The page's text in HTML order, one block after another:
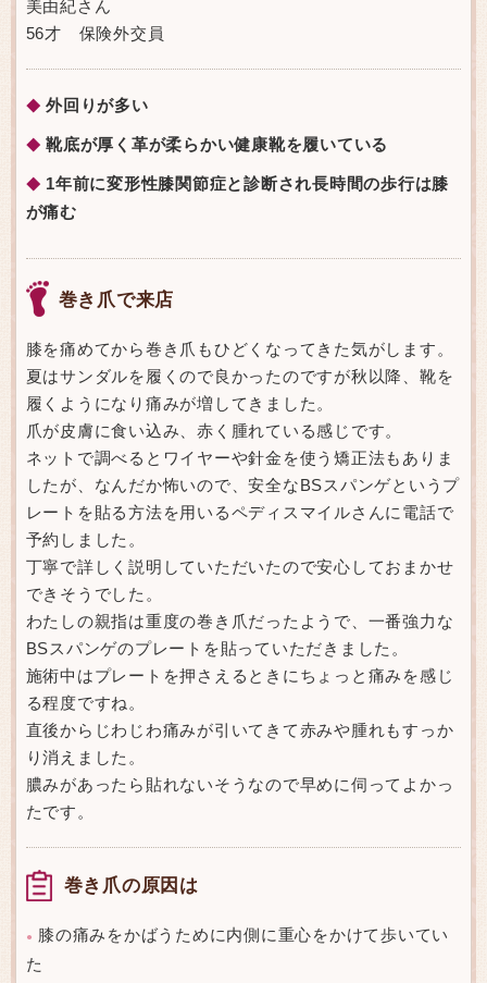
美由紀さん
56才 保険外交員
◆ 外回りが多い
◆ 靴底が厚く革が柔らかい健康靴を履いている
◆ 1年前に変形性膝関節症と診断され長時間の歩行は膝
が痛む
巻き爪で来店
膝を痛めてから巻き爪もひどくなってきた気がします。
夏はサンダルを履くので良かったのですが秋以降、靴を
履くようになり痛みが増してきました。
爪が皮膚に食い込み、赤く腫れている感じです。
ネットで調べるとワイヤーや針金を使う矯正法もありま
したが、なんだか怖いので、安全なBSスパンゲというプ
レートを貼る方法を用いるペディスマイルさんに電話で
予約しました。
丁寧で詳しく説明していただいたので安心しておまかせ
できそうでした。
わたしの親指は重度の巻き爪だったようで、一番強力な
BSスパンゲのプレートを貼っていただきました。
施術中はプレートを押さえるときにちょっと痛みを感じ
る程度ですね。
直後からじわじわ痛みが引いてきて赤みや腫れもすっか
り消えました。
膿みがあったら貼れないそうなので早めに伺ってよかっ
たです。
巻き爪の原因は
●
膝の痛みをかばうために内側に重心をかけて歩いてい
た